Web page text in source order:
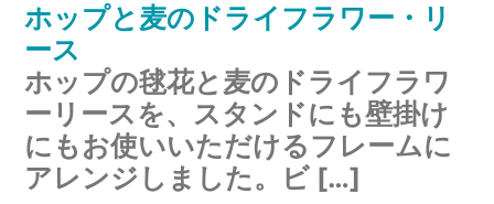
ホップと麦のドライフラワー・リ
ース
ホップの毬花と麦のドライフラワ
ーリースを、スタンドにも壁掛け
にもお使いいただけるフレームに
アレンジしました。ビ […]